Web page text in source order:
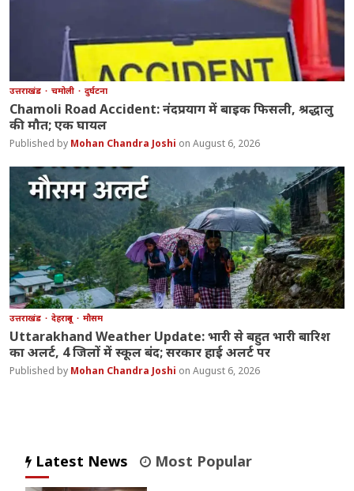
उत्तराखंड चमोली दुर्घटना
Chamoli Road Accident: नंदप्रयाग में बाइक फिसली, श्रद्धालु
की मौत; एक घायल
Mohan Chandra Joshi August 6, 2026
उत्तराखंड देहरादून मौसम
Uttarakhand Weather Update: भारी से बहुत भारी बारिश
का अलर्ट, 4 जिलों में स्कूल बंद; सरकार हाई अलर्ट पर
Mohan Chandra Joshi August 6, 2026
Latest News Most Popular